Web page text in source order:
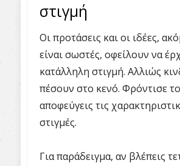
στιγμή
Οι προτάσεις και οι ιδέες,
είναι σωστές, οφείλουν να
κατάλληλη στιγμή. Αλλιώς
πέσουν στο κενό. Φρόντισε
αποφεύγεις τις
στιγμές.
Για παράδειγμα, αν βλέπεις